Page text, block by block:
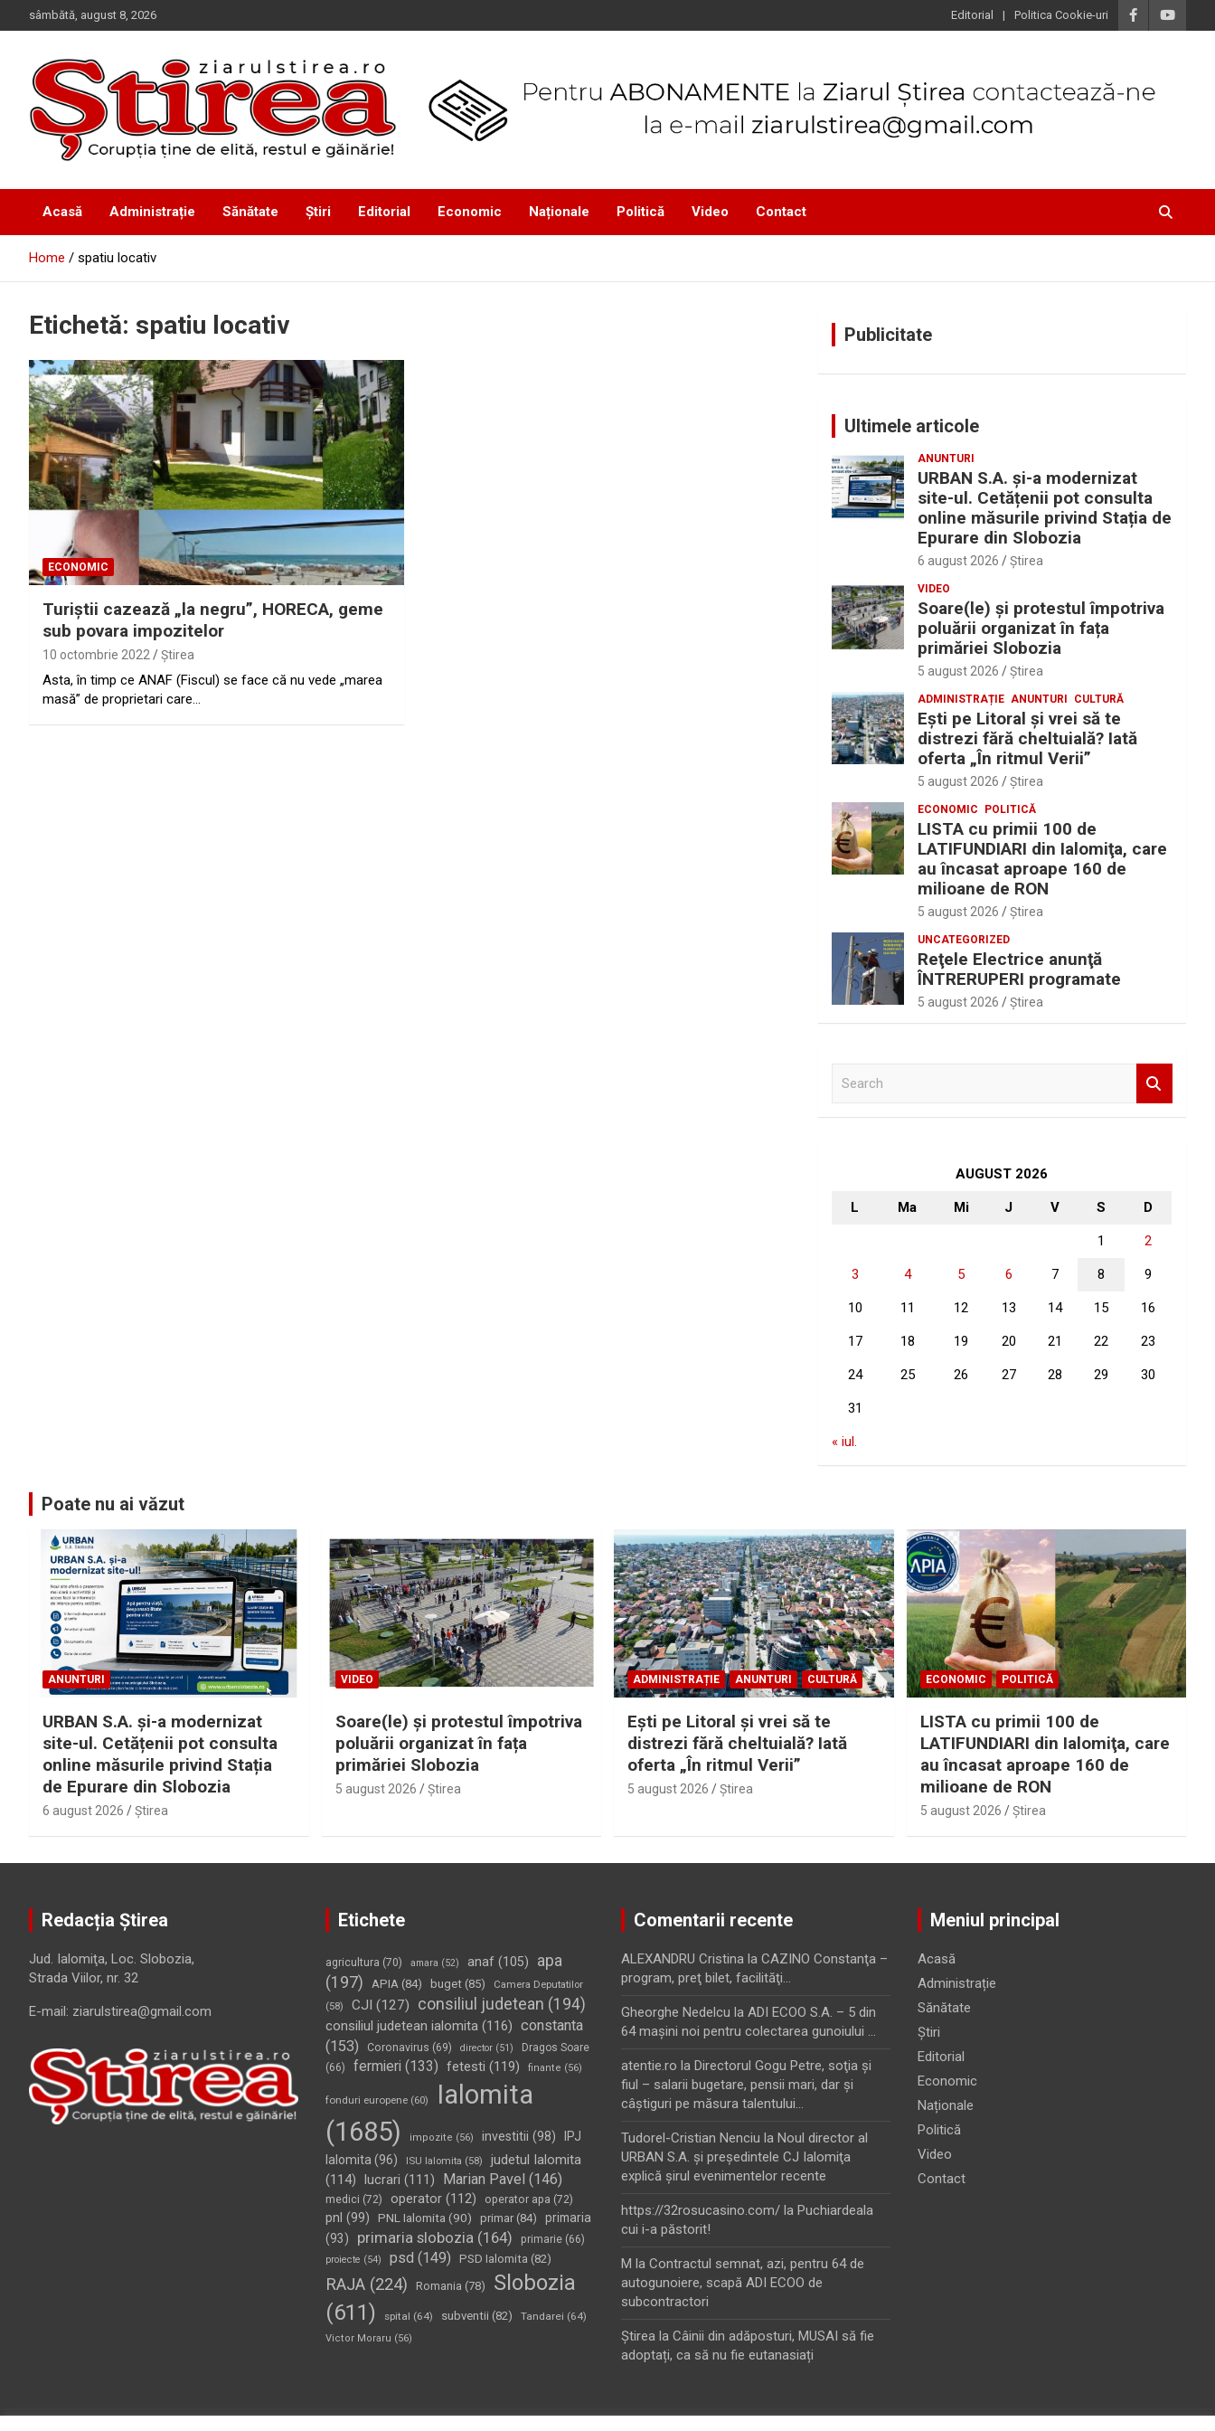
to
sâmbătă, august 8, 2026 Editorial Politica Cookie-uri
Ziarul Știrea
Acasă Administrație Sănătate Știri Editorial Economic Naționale Politică Video Contact
Home spatiu locativ
Etichetă: spatiu locativ
ECONOMIC
Turiştii cazează „la negru”, HORECA, geme
sub povara impozitelor
10 octombrie 2022 Ştirea
Asta, în timp ce ANAF (Fiscul) se face că nu vede „marea
masă” de proprietari care…
Publicitate
Ultimele articole
ANUNTURI
URBAN S.A. și-a modernizat
site-ul. Cetățenii pot consulta
online măsurile privind Stația de
Epurare din Slobozia
6 august 2026 Ştirea
VIDEO
Soare(le) și protestul împotriva
poluării organizat în fața
primăriei Slobozia
5 august 2026 Ştirea
ADMINISTRAȚIE ANUNTURI CULTURĂ
Eşti pe Litoral şi vrei să te
distrezi fără cheltuială? Iată
oferta „În ritmul Verii”
5 august 2026 Ştirea
ECONOMIC POLITICĂ
LISTA cu primii 100 de
LATIFUNDIARI din Ialomiţa, care
au încasat aproape 160 de
milioane de RON
5 august 2026 Ştirea
UNCATEGORIZED
Reţele Electrice anunţă
ÎNTRERUPERI programate
5 august 2026 Ştirea
AUGUST 2026
L Ma Mi J V S D
1 2
3 4 5 6 7 8 9
10 11 12 13 14 15 16
17 18 19 20 21 22 23
24 25 26 27 28 29 30
31
« iul.
Poate nu ai văzut
ANUNTURI
URBAN S.A. și-a modernizat
site-ul. Cetățenii pot consulta
online măsurile privind Stația
de Epurare din Slobozia
6 august 2026 Ştirea
VIDEO
Soare(le) și protestul împotriva
poluării organizat în fața
primăriei Slobozia
5 august 2026 Ştirea
ADMINISTRAȚIE ANUNTURI CULTURĂ
Eşti pe Litoral şi vrei să te
distrezi fără cheltuială? Iată
oferta „În ritmul Verii”
5 august 2026 Ştirea
ECONOMIC POLITICĂ
LISTA cu primii 100 de
LATIFUNDIARI din Ialomiţa, care
au încasat aproape 160 de
milioane de RON
5 august 2026 Ştirea
Redacția Știrea
Jud. Ialomiţa, Loc. Slobozia,
Strada Viilor, nr. 32
E-mail: ziarulstirea@gmail.com
Etichete
agricultura (70) amara (52) anaf(105)
apa
(197)
APIA(84) buget(85)
Camera Deputatilor
(58)
CJI (127) consiliul judetean (194)
consiliul judetean ialomita(116) constanta
(153)
Coronavirus (69) director(51)
Dragos Soare
(66)
fermieri (133) fetesti (119) finante (56)
fonduri europene(60)
Ialomita
(1685)
impozite (56) investitii (98)
IPJ
Ialomita (96) ISU Ialomita (58)
judetul Ialomita
(114) lucrari (111) Marian Pavel (146)
medici (72) operator(112) operator apa (72)
pnl (99) PNL Ialomita (90) primar(84)
primaria
(93)
primaria slobozia(164) primarie(66)
proiecte (54) psd (149) PSD Ialomita (82)
RAJA(224) Romania (78)
Slobozia
(611)
spital (64) subventii (82) Tandarei (64)
Victor Moraru (56)
Comentarii recente
ALEXANDRU Cristina la CAZINO Constanţa –
program, preţ bilet, facilităţi…
Gheorghe Nedelcu la ADI ECOO S.A. – 5 din
64 maşini noi pentru colectarea gunoiului …
atentie.ro la Directorul Gogu Petre, soţia şi
fiul – salarii bugetare, pensii mari, dar şi
câştiguri pe măsura talentului…
Tudorel-Cristian Nenciu la Noul director al
URBAN S.A. şi preşedintele CJ Ialomiţa
explică şirul evenimentelor recente
https://32rosucasino.com/ la Puchiardeala
cui i-a păstorit!
M la Contractul semnat, azi, pentru 64 de
autogunoiere, scapă ADI ECOO de
subcontractori
Ştirea la Câinii din adăposturi, MUSAI să fie
adoptați, ca să nu fie eutanasiați
Meniul principal
Acasă
Administrație
Sănătate
Știri
Editorial
Economic
Naționale
Politică
Video
Contact